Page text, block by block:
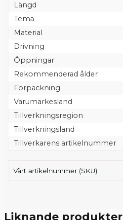
Längd
Tema
Material
Drivning
Öppningar
Rekommenderad ålder
Förpackning
Varumärkesland
Tillverkningsregion
Tillverkningsland
Tillverkarens artikelnummer
Vårt artikelnummer (SKU)
Liknande produkter